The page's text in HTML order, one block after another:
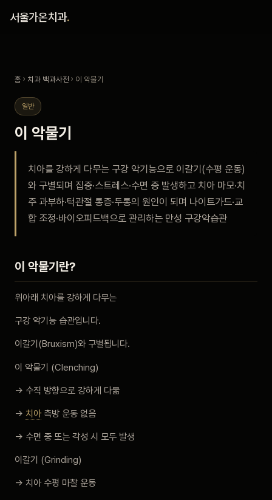
서울가온치과.
진료 안내
안내
예약 안내
공지사항
자주 묻는 질문
홈 › 치과 백과사전 › 이 악물기
일반
이 악물기
치아를 강하게 다무는 구강 악기능으로 이갈기(수평 운동)
와 구별되며 집중·스트레스·수면 중 발생하고 치아 마모·치
주 과부하·턱관절 통증·두통의 원인이 되며 나이트가드·교
합 조정·바이오피드백으로 관리하는 만성 구강악습관
이 악물기란?
위아래 치아를 강하게 다무는
구강 악기능 습관입니다.
이갈기(Bruxism)와 구별됩니다.
이 악물기 (Clenching)
→ 수직 방향으로 강하게 다묾
→ 치아측방 운동 없음
→ 수면 중 또는 각성 시 모두 발생
이갈기 (Grinding)
→ 치아 수평 마찰 운동